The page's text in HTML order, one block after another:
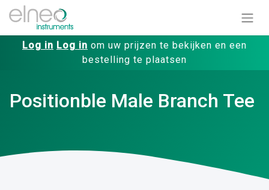
Log in Log in om uw prijzen te bekijken en een
bestelling te plaatsen
Positionble Male Branch Tee